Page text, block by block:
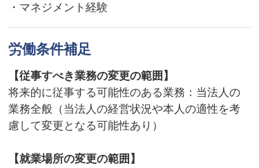
・マネジメント経験
労働条件補足
【従事すべき業務の変更の範囲】
将来的に従事する可能性のある業務：当法人の
業務全般（当法人の経営状況や本人の適性を考
慮して変更となる可能性あり）
【就業場所の変更の範囲】